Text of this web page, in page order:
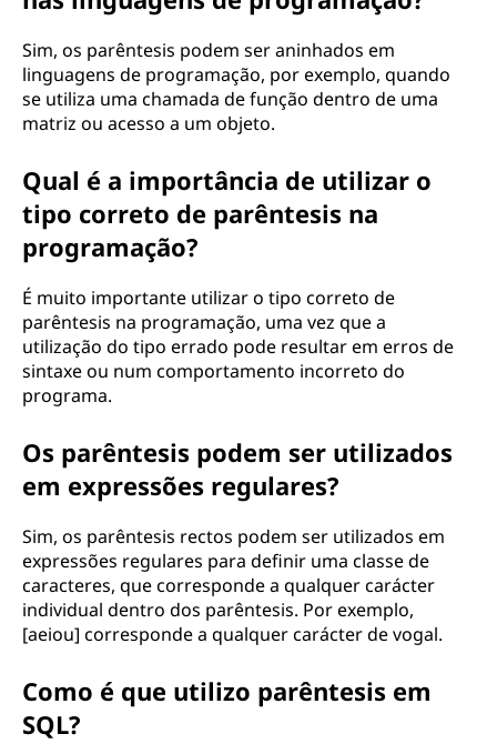
Sim, os parêntesis podem ser aninhados em
linguagens de programação, por exemplo, quando
se utiliza uma chamada de função dentro de uma
matriz ou acesso a um objeto.
Qual é a importância de utilizar o
tipo correto de parêntesis na
programação?
É muito importante utilizar o tipo correto de
parêntesis na programação, uma vez que a
utilização do tipo errado pode resultar em erros de
sintaxe ou num comportamento incorreto do
programa.
Os parêntesis podem ser utilizados
em expressões regulares?
Sim, os parêntesis rectos podem ser utilizados em
expressões regulares para definir uma classe de
caracteres, que corresponde a qualquer carácter
individual dentro dos parêntesis. Por exemplo,
[aeiou] corresponde a qualquer carácter de vogal.
Como é que utilizo parêntesis em
SQL?